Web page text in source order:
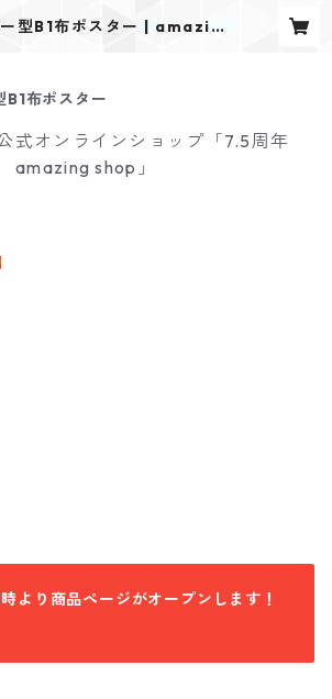
型B1布ポスター | amazin
B1布ポスター
式オンラインショップ「7.5周年
amazing shop」
より商品ページがオープンします！